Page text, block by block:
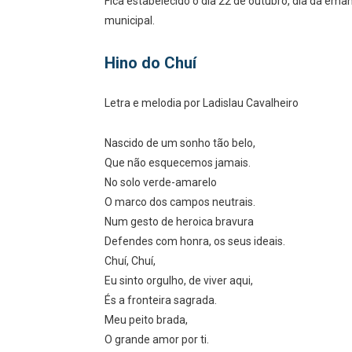
municipal.
Hino do Chuí
Letra e melodia por Ladislau Cavalheiro
Nascido de um sonho tão belo,
Que não esquecemos jamais.
No solo verde-amarelo
O marco dos campos neutrais.
Num gesto de heroica bravura
Defendes com honra, os seus ideais.
Chuí, Chuí,
Eu sinto orgulho, de viver aqui,
És a fronteira sagrada.
Meu peito brada,
O grande amor por ti.